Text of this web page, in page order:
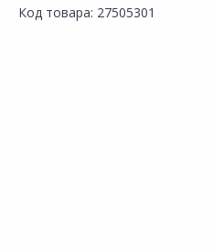
Избранное
Код товара: 27505301